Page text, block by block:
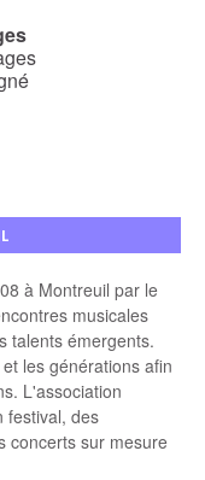
à Montreuil par le
musicales
talents émergents.
les générations afin
L'association
festival, des
concerts sur mesure